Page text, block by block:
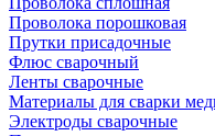
Проволока порошковая
Прутки присадочные
Флюс сварочный
Ленты сварочные
Материалы для сварки
Электроды сварочные